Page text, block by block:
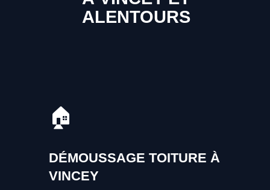
ALENTOURS
🏠
DÉMOUSSAGE TOITURE À
VINCEY